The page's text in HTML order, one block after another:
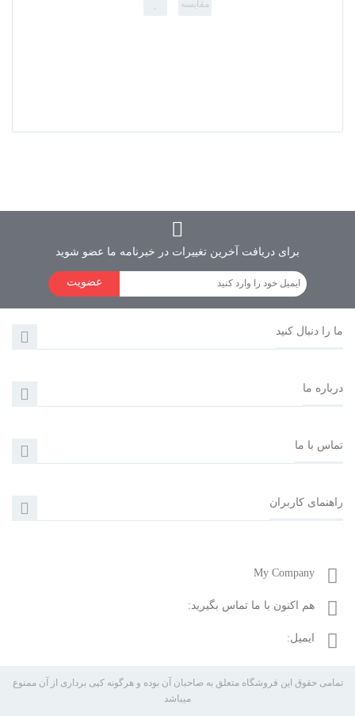
برچسب ها
برای دریافت آخرین تغییرات در خبرنامه ما عضو شوید
عضویت
ما را دنبال کنید
درباره ما
تماس با ما
راهنمای کاربران
My Company
هم اکنون با ما تماس بگیرید:
ایمیل:
تمامی حقوق این فروشگاه متعلق به صاحبان آن بوده و هرگونه کپی برداری از آن ممنوع
میباشد